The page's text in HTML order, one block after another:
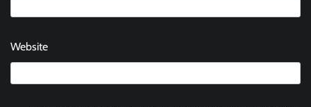
Website